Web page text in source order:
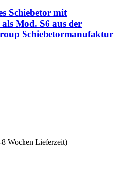
Schiebetor mit
Mod. S6 aus der
Schiebetormanufaktur
Wochen Lieferzeit)